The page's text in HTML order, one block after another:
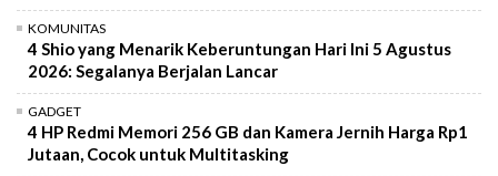
KOMUNITAS
4 Shio yang Menarik Keberuntungan Hari Ini 5 Agustus
2026: Segalanya Berjalan Lancar
GADGET
4 HP Redmi Memori 256 GB dan Kamera Jernih Harga Rp1
Jutaan, Cocok untuk Multitasking